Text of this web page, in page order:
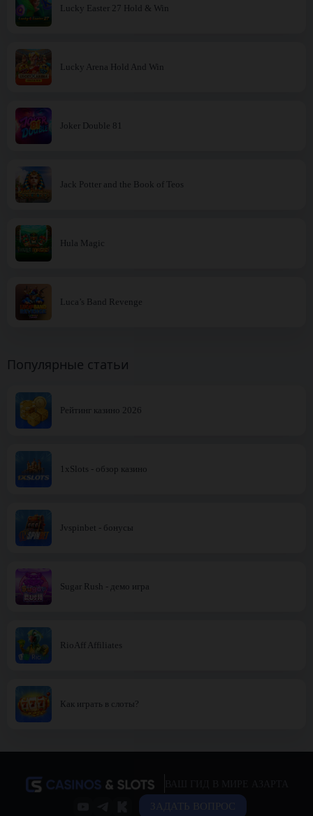
Lucky Easter 27 Hold & Win
Lucky Arena Hold And Win
Joker Double 81
Jack Potter and the Book of Teos
Hula Magic
Luca’s Band Revenge
Популярные статьи
Рейтинг казино 2026
1xSlots - обзор казино
Jvspinbet - бонусы
Sugar Rush - демо игра
RioAff Affiliates
Как играть в слоты?
ЗАДАТЬ ВОПРОС